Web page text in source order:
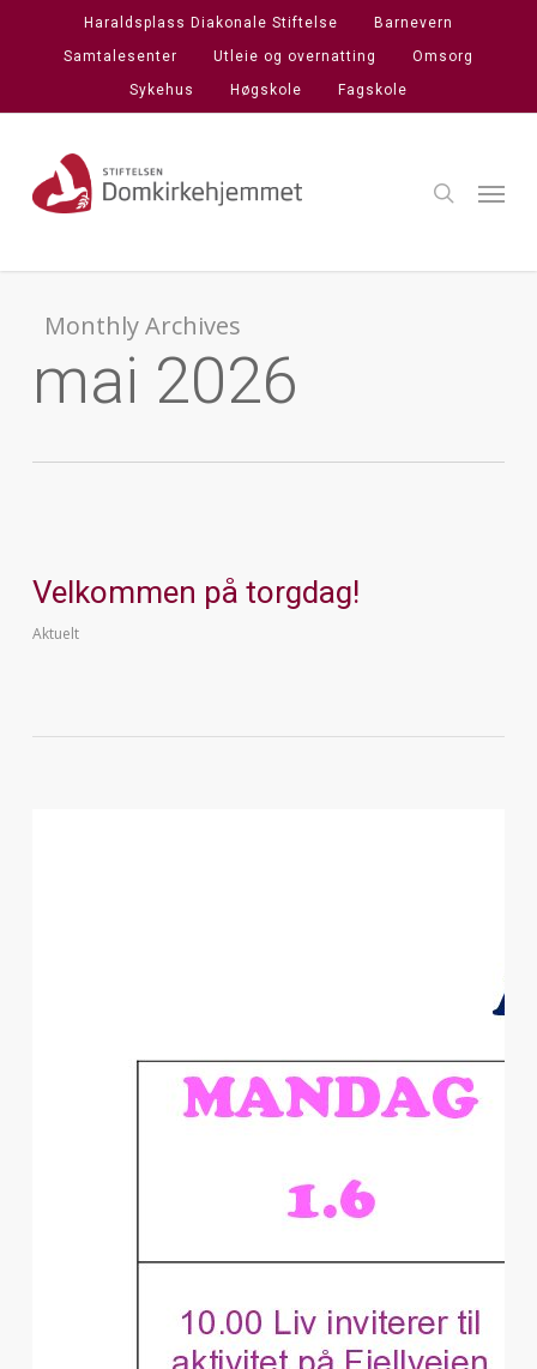
content
Haraldsplass Diakonale Stiftelse
Barnevern
Samtalesenter
Utleie og overnatting
Omsorg
Sykehus
Høgskole Fagskole
Menu
Monthly Archives
mai 2026
Velkommen på torgdag!
Aktuelt